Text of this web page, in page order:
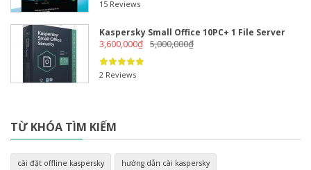
15 Reviews
Kaspersky Small Office 10PC+ 1 File Server
5,000,000₫
3,600,000₫
2 Reviews
TỪ KHÓA TÌM KIẾM
cài đặt offline kaspersky hướng dẫn cài kaspersky